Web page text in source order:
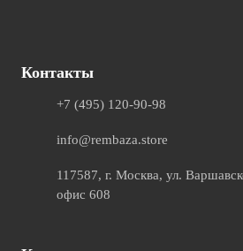
Контакты
+7 (495) 120-90-98
info@rembaza.store
117587, г. Москва, ул.
офис 608